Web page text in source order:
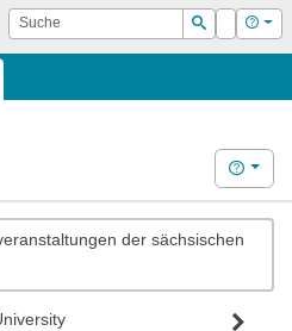
Suche
Suchen
Login Hilfe
Hilfe
der sächsischen